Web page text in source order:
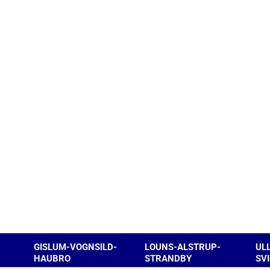
GISLUM-VOGNSILD-
HAUBRO
LOUNS-ALSTRUP-
STRANDBY